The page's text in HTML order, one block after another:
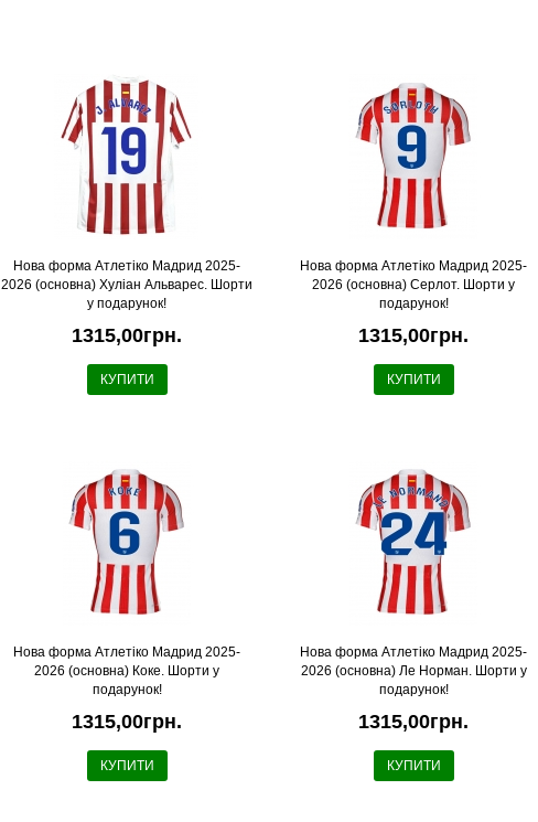
Нова форма Атлетіко Мадрид 2025-
2026 (основна) Хуліан Альварес. Шорти
у подарунок!
1315,00грн.
КУПИТИ
Нова форма Атлетіко Мадрид 2025-
2026 (основна) Серлот. Шорти у
подарунок!
1315,00грн.
КУПИТИ
Нова форма Атлетіко Мадрид 2025-
2026 (основна) Коке. Шорти у
подарунок!
1315,00грн.
КУПИТИ
Нова форма Атлетіко Мадрид 2025-
2026 (основна) Ле Норман. Шорти у
подарунок!
1315,00грн.
КУПИТИ